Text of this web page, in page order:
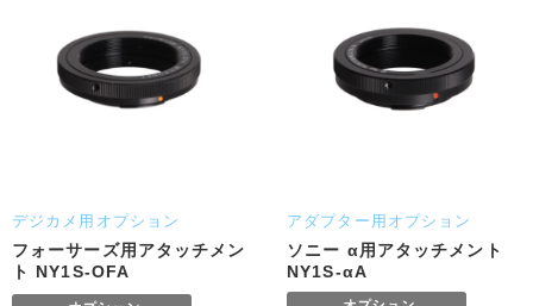
デジカメ用オプション
フォーサーズ用アタッチメン
ト NY1S-OFA
アダプター用オプション
ソニー α用アタッチメント
NY1S-αA